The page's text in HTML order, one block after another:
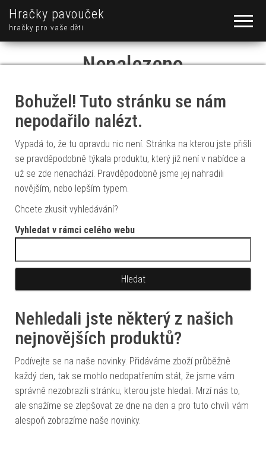
Hračky pavouček
hračky pro vaše děti
Nenalezeno
Bohužel! Tuto stránku se nám
nepodařilo nalézt.
Vypadá to, že tu opravdu nic není. Stránka na kterou jste přišli
se pravděpodobně týkala produktu, který již není v nabídce a
už se zde nenachází. Pravděpodobně jsme jej nahradili
novějším, nebo lepším typem.
Chcete zkusit vyhledávání?
Vyhledat v rámci celého webu
Nehledali jste některý z našich
nejnovějších produktů?
Podívejte se na naše novinky. Přidáváme zboží průběžně
každý den, tak se mohlo nedopatřením stát, že jsme vám
správně nezobrazili stránku, kterou jste hledali. Mrzí nás to,
ale snažíme se zlepšovat ze dne na den a pro tuto chvíli vám
alespoň zobrazíme naše novinky.